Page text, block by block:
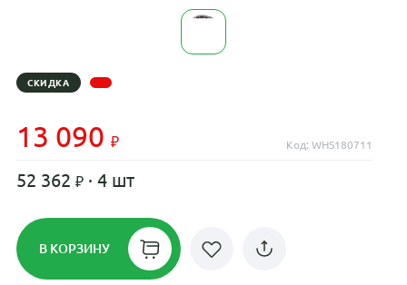
СКИДКА
13 090 Код: WHS180711
52 362 · 4 шт
В КОРЗИНУ